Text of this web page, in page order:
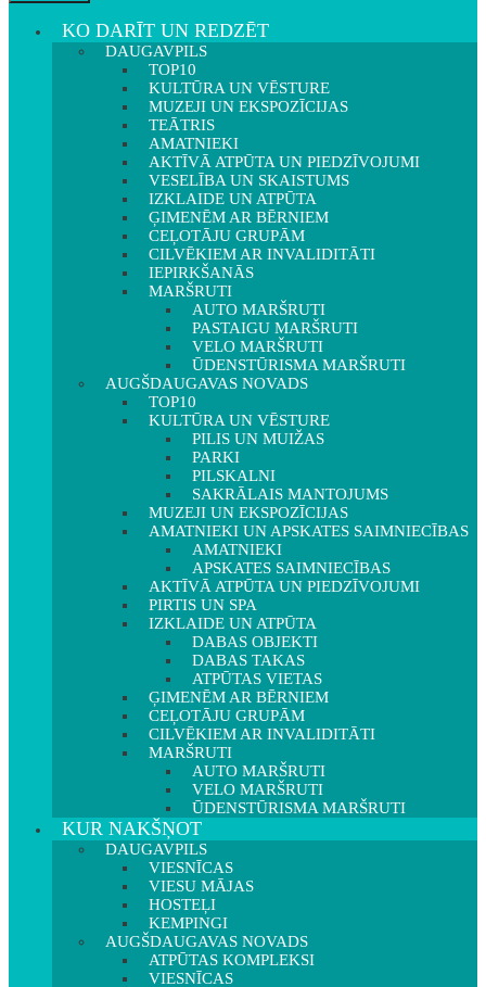
KO DARĪT UN REDZĒT
DAUGAVPILS
TOP10
KULTŪRA UN VĒSTURE
MUZEJI UN EKSPOZĪCIJAS
TEĀTRIS
AMATNIEKI
AKTĪVĀ ATPŪTA UN PIEDZĪVOJUMI
VESELĪBA UN SKAISTUMS
IZKLAIDE UN ATPŪTA
ĢIMENĒM AR BĒRNIEM
CEĻOTĀJU GRUPĀM
CILVĒKIEM AR INVALIDITĀTI
IEPIRKŠANĀS
MARŠRUTI
AUTO MARŠRUTI
PASTAIGU MARŠRUTI
VELO MARŠRUTI
ŪDENSTŪRISMA MARŠRUTI
AUGŠDAUGAVAS NOVADS
TOP10
KULTŪRA UN VĒSTURE
PILIS UN MUIŽAS
PARKI
PILSKALNI
SAKRĀLAIS MANTOJUMS
MUZEJI UN EKSPOZĪCIJAS
AMATNIEKI UN APSKATES SAIMNIECĪBAS
AMATNIEKI
APSKATES SAIMNIECĪBAS
AKTĪVĀ ATPŪTA UN PIEDZĪVOJUMI
PIRTIS UN SPA
IZKLAIDE UN ATPŪTA
DABAS OBJEKTI
DABAS TAKAS
ATPŪTAS VIETAS
ĢIMENĒM AR BĒRNIEM
CEĻOTĀJU GRUPĀM
CILVĒKIEM AR INVALIDITĀTI
MARŠRUTI
AUTO MARŠRUTI
VELO MARŠRUTI
ŪDENSTŪRISMA MARŠRUTI
KUR NAKŠŅOT
DAUGAVPILS
VIESNĪCAS
VIESU MĀJAS
HOSTEĻI
KEMPINGI
AUGŠDAUGAVAS NOVADS
ATPŪTAS KOMPLEKSI
VIESNĪCAS